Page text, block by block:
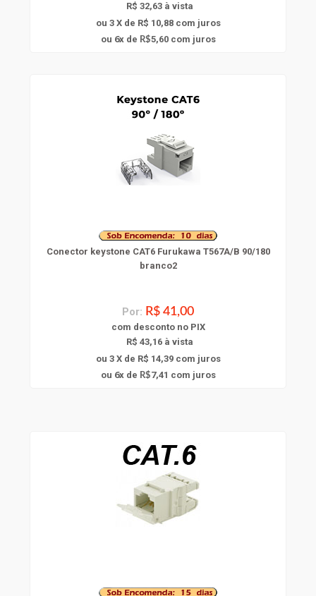
R$ 32,63 à vista
ou 3 X de R$ 10,88com juros
ou 6x de R$5,60com juros
Conector keystone CAT6 Furukawa T567A/B 90/180
branco2
Por: R$ 41,00
com desconto no PIX
R$ 43,16 à vista
ou 3 X de R$ 14,39com juros
ou 6x de R$7,41 com juros